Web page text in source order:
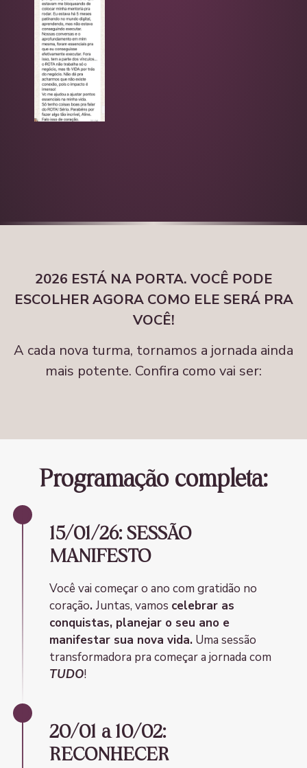
2026 ESTÁ NA PORTA. VOCÊ PODE
ESCOLHER AGORA COMO ELE SERÁ PRA
VOCÊ!
A cada nova turma, tornamos a jornada ainda
mais potente. Confira como vai ser:
Programação completa:
15/01/26: SESSÃO
MANIFESTO
Você vai começar o ano com gratidão no
coração. Juntas, vamos celebrar as
conquistas, planejar o seu ano e
manifestar sua nova vida. Uma sessão
transformadora pra começar a jornada com
TUDO!
20/01 a 10/02:
RECONHECER